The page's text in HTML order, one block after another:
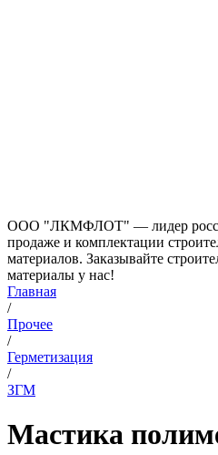
ООО "ЛКМФЛОТ" — лидер
продаже и комплектации
материалов. Заказывайте
материалы у нас!
Главная
/
Прочее
/
Герметизация
/
ЗГМ
Мастика